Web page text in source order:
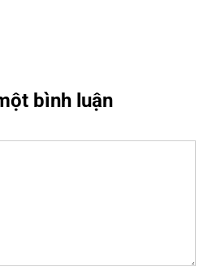
bình luận